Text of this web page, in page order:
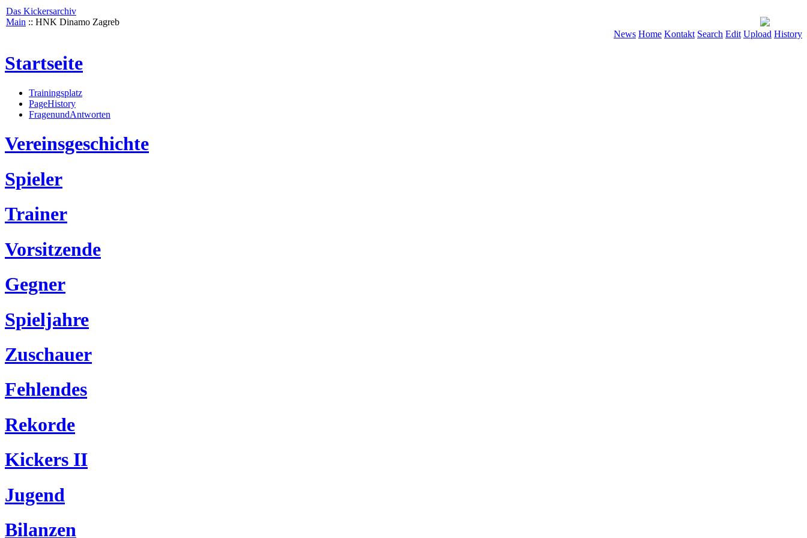
Das Kickersarchiv
Main :: HNK Dinamo Zagreb
News Home Kontakt Search Edit Upload History
Startseite
Trainingsplatz
PageHistory
FragenundAntworten
Vereinsgeschichte
Spieler
Trainer
Vorsitzende
Gegner
Spieljahre
Zuschauer
Fehlendes
Rekorde
Kickers II
Jugend
Bilanzen